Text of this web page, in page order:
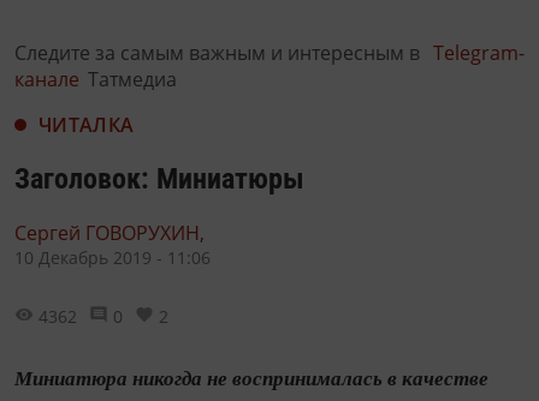
Следите за самым важным и интересным в Telegram-
канале Татмедиа
ЧИТАЛКА
Заголовок: Миниатюры
Сергей ГОВОРУХИН,
10 Декабрь 2019 - 11:06
4362 0 2
Миниатюра никогда не воспринималась в качестве